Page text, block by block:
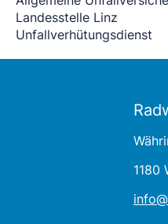
Landesstelle Linz
Unfallverhütungsdienst
1180